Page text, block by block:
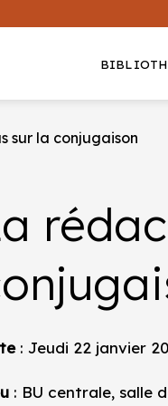
sur la conjugaison
: Jeudi 22 janvier
: BU centrale, salle